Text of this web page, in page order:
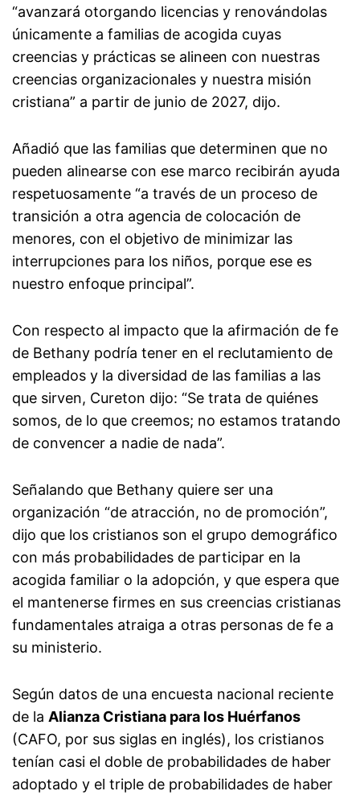
“avanzará otorgando licencias y renovándolas
únicamente a familias de acogida cuyas
creencias y prácticas se alineen con nuestras
creencias organizacionales y nuestra misión
cristiana” a partir de junio de 2027, dijo.
Añadió que las familias que determinen que no
pueden alinearse con ese marco recibirán ayuda
respetuosamente “a través de un proceso de
transición a otra agencia de colocación de
menores, con el objetivo de minimizar las
interrupciones para los niños, porque ese es
nuestro enfoque principal”.
Con respecto al impacto que la afirmación de fe
de Bethany podría tener en el reclutamiento de
empleados y la diversidad de las familias a las
que sirven, Cureton dijo: “Se trata de quiénes
somos, de lo que creemos; no estamos tratando
de convencer a nadie de nada”.
Señalando que Bethany quiere ser una
organización “de atracción, no de promoción”,
dijo que los cristianos son el grupo demográfico
con más probabilidades de participar en la
acogida familiar o la adopción, y que espera que
el mantenerse firmes en sus creencias cristianas
fundamentales atraiga a otras personas de fe a
su ministerio.
Según datos de una encuesta nacional reciente
de la Alianza Cristiana para los Huérfanos
(CAFO, por sus siglas en inglés), los cristianos
tenían casi el doble de probabilidades de haber
adoptado y el triple de probabilidades de haber